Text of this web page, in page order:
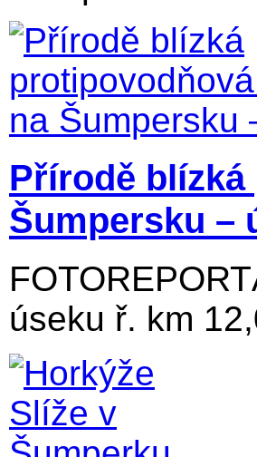
Přírodě
Šumpersku –
úseku ř. km